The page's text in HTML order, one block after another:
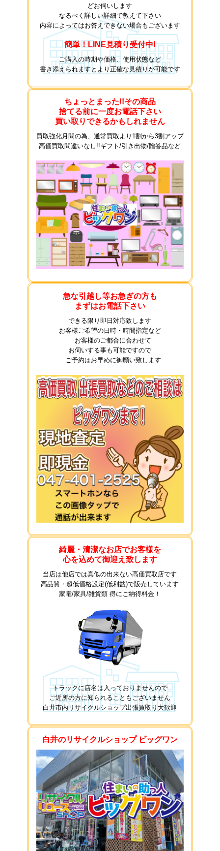
どお伺いします
なるべく詳しい詳細で教えて下さい
内容によってはお答えできない場合もございます
簡単！LINE見積り受付中!
ご購入の時期や価格、使用状態など
書き添えられますとより正確な見積りが可能です
ちょっとまった!!その商品
捨てる前に一度お電話下さい
買い取りできるかもしれません
買取強化月間の為、通常買取より1割から3割アップ
高価買取間違いなし!!ギフト/引き出物/贈答品など
急な引越し等お急ぎの方も
まずはお電話下さい
できる限り即日対応致します
お客様ご希望の日時・時間指定など
お客様のご都合に合わせて
お伺いする事も可能ですので
ご予約はお早めに御願い致します
綺麗・清潔なお店でお客様を
心を込めて御迎え致します
当店は他店では真似の出来ない高価買取店です
高品質・超低価格設定(低利益)で販売しています
家電/家具/雑貨類 得にご納得料金！
トラックに店名は入っておりませんので
ご近所の方に知られることもございません
白井市内リサイクルショップ出張買取り大歓迎
白井のリサイクルショップ ビッグワン